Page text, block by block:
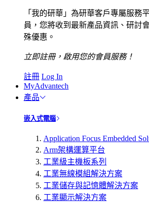
「我的研華」為研華客戶專屬服務
員，您將收到最新產品資訊、研討
殊優惠。
立即註冊，啟用您的會員服務！
註冊 Log In
MyAdvantech
產品
嵌入式電腦
Application Focus Embedded
Arm架構運算平台
工業級主機板系列
工業無線模組解決方案
工業儲存與記憶體解決方案
工業顯示解決方案